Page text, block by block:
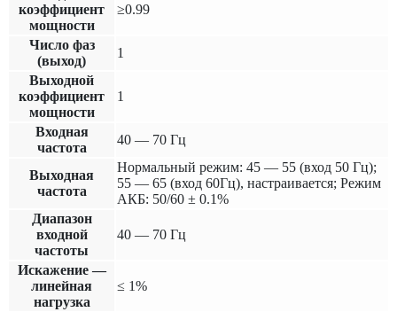
коэффициент
мощности
≥0.99
Число фаз
(выход)
1
Выходной
коэффициент
мощности
1
Входная
частота
40 — 70 Гц
Выходная
частота
Нормальный режим: 45 — 55 (вход 50 Гц);
55 — 65 (вход 60Гц), настраивается; Режим
АКБ: 50/60 ± 0.1%
Диапазон
входной
частоты
40 — 70 Гц
Искажение —
линейная
нагрузка
≤ 1%